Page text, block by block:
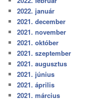
2022. január
2021. december
2021. november
2021. október
2021. szeptember
2021. augusztus
2021. június
2021. április
2021. március